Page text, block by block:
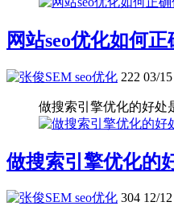
网站seo优化如何
seo优化 222 03/15
做搜索引擎优化的好处
做搜索引擎优化的
seo优化 304 12/12